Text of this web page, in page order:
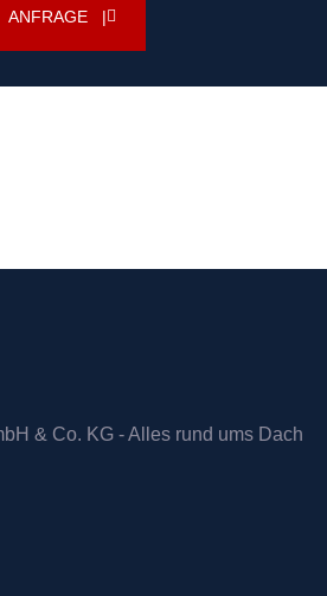
ANFRAGE |
& Co. KG - Alles rund ums Dach